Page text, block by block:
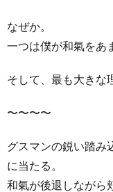
なぜか。
一つは僕が和氣をあ
そして、最も大きな
〜〜〜〜
グスマンの鋭い踏み
に当たる。
和氣が後退しながら